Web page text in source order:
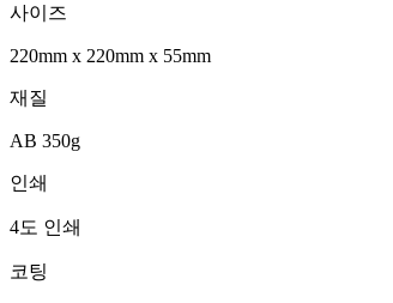
사이즈
220mm x 220mm x 55mm
재질
AB 350g
인쇄
4도 인쇄
코팅